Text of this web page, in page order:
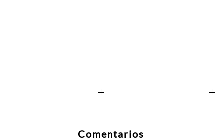
+ +
Comentarios